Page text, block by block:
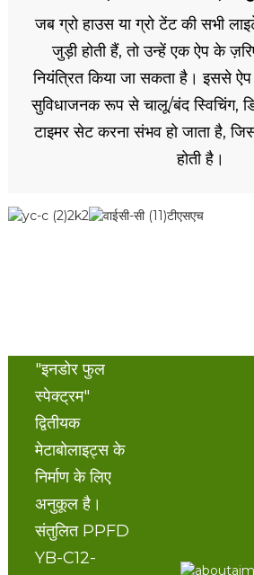
जब ग्रो हाउस या ग्रो टेंट की सभी
जुड़ी होती हैं, तो उन्हें एक ऐप के
नियंत्रित किया जा सकता है। इससे
सुविधाजनक रूप से चालू/बंद स्विचिंग,
टाइमर सेट करना संभव हो जाता है,
होती है।
"इनडोर फुल
स्पेक्ट्रम"
द्वितीयक
मेटाबोलाइट्स के
निर्माण के लिए
अनुकूल है।
संतुलित PPFD
YB-C12-